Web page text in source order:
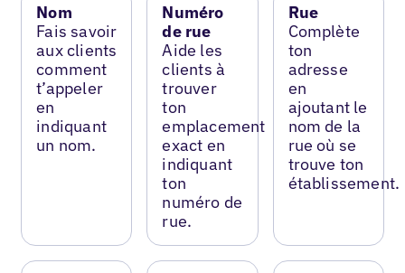
Nom
Fais savoir
aux clients
comment
t’appeler
en
indiquant
un nom.
Numéro
de rue
Aide les
clients à
trouver
ton
emplacement
exact en
indiquant
ton
numéro de
rue.
Rue
Complète
ton
adresse
en
ajoutant le
nom de la
rue où se
trouve ton
établissement.